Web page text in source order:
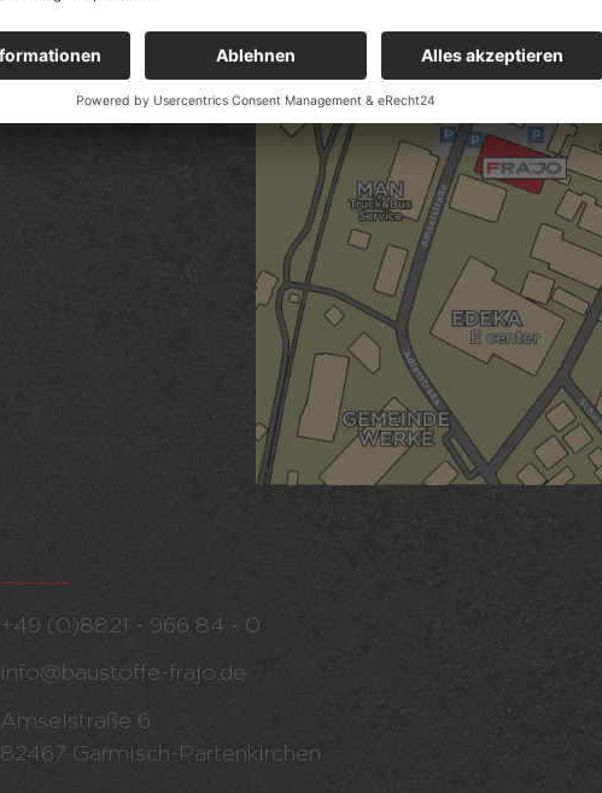
+49 (0)8821 - 966 84 - 0
info@baustoffe-frajo.de
Amselstraße 6
82467 Garmisch-Partenkirchen